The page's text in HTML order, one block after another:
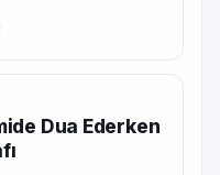
Dua Ederken